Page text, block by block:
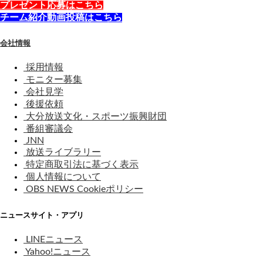
プレゼント応募はこちら
チーム紹介動画投稿はこちら
会社情報
採用情報
モニター募集
会社見学
後援依頼
大分放送文化・スポーツ振興財団
番組審議会
JNN
放送ライブラリー
特定商取引法に基づく表示
個人情報について
OBS NEWS Cookieポリシー
ニュースサイト・アプリ
LINEニュース
Yahoo!ニュース